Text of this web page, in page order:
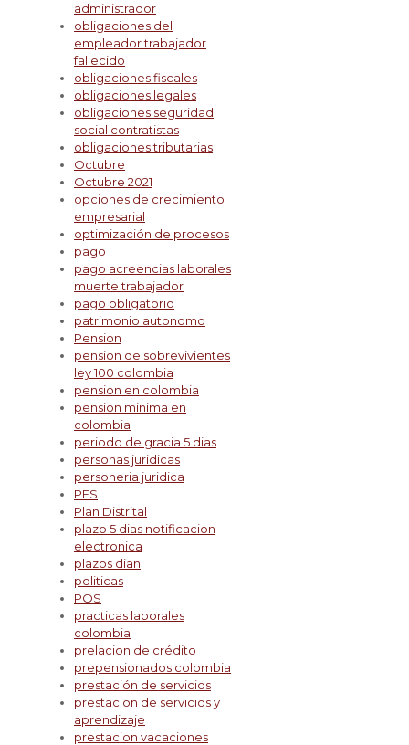
administrador
obligaciones del
empleador trabajador
fallecido
obligaciones fiscales
obligaciones legales
obligaciones seguridad
social contratistas
obligaciones tributarias
Octubre
Octubre 2021
opciones de crecimiento
empresarial
optimización de procesos
pago
pago acreencias laborales
muerte trabajador
pago obligatorio
patrimonio autonomo
Pension
pension de sobrevivientes
ley 100 colombia
pension en colombia
pension minima en
colombia
periodo de gracia 5 dias
personas juridicas
personeria juridica
PES
Plan Distrital
plazo 5 dias notificacion
electronica
plazos dian
politicas
POS
practicas laborales
colombia
prelacion de crédito
prepensionados colombia
prestación de servicios
prestacion de servicios y
aprendizaje
prestacion vacaciones